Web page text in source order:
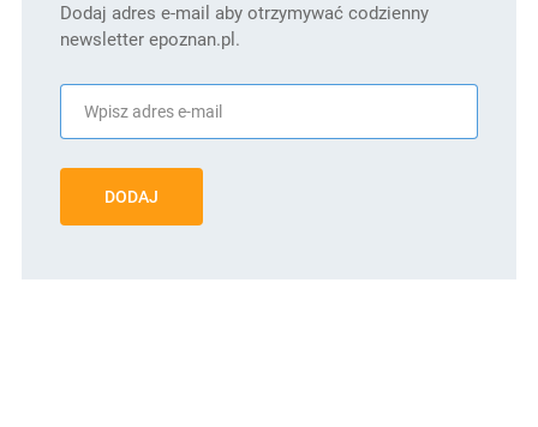
Dodaj adres e-mail aby otrzymywać codzienny
newsletter epoznan.pl.
DODAJ